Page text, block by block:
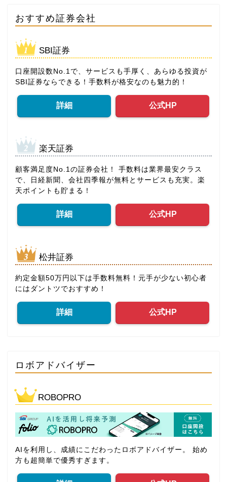
おすすめ証券会社
SBI証券
口座開設数No.1で、サービスも手厚く、あらゆる投資が
SBI証券ならできる！手数料が格安なのも魅力的！
詳細 公式HP
楽天証券
顧客満足度No.1の証券会社！ 手数料は業界最安クラス
で、日経新聞、会社四季報が無料とサービスも充実。楽
天ポイントも貯まる！
詳細 公式HP
松井証券
約定金額50万円以下は手数料無料！元手が少ない初心者
にはダントツでおすすめ！
詳細 公式HP
ロボアドバイザー
ROBOPRO
AIを利用し、成績にこだわったロボアドバイザー。 始め
方も超簡単で優秀すぎます。